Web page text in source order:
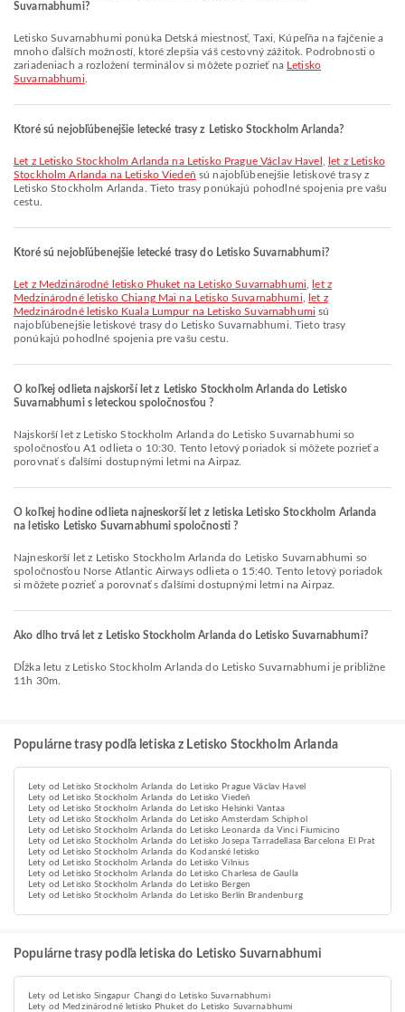
Suvarnabhumi?
Letisko Suvarnabhumi ponúka Detská miestnosť, Taxi, Kúpeľňa na fajčenie a
mnoho ďalších možností, ktoré zlepšia váš cestovný zážitok. Podrobnosti o
zariadeniach a rozložení terminálov si môžete pozrieť na Letisko
Suvarnabhumi
Ktoré sú nejobľúbenejšie letecké trasy z Letisko Stockholm Arlanda?
let z Letisko Stockholm Arlanda na Letisko Prague Václav Havel
let z Letisko
Stockholm Arlanda na Letisko Viedeň sú najobľúbenejšie letiskové trasy z
Letisko Stockholm Arlanda. Tieto trasy ponúkajú pohodlné spojenia pre vašu
cestu.
Ktoré sú nejobľúbenejšie letecké trasy do Letisko Suvarnabhumi?
let z Medzinárodné letisko Phuket na Letisko Suvarnabhumi
let z
Medzinárodné letisko Chiang Mai na Letisko Suvarnabhumi
let z
Medzinárodné letisko Kuala Lumpur na Letisko Suvarnabhumi sú
najobľúbenejšie letiskové trasy do Letisko Suvarnabhumi. Tieto trasy
ponúkajú pohodlné spojenia pre vašu cestu.
O koľkej odlieta najskorší let z Letisko Stockholm Arlanda do Letisko
Suvarnabhumi s leteckou spoločnosťou ?
Najskorší let z Letisko Stockholm Arlanda do Letisko Suvarnabhumi so
spoločnosťou A1 odlieta o 10:30. Tento letový poriadok si môžete pozrieť a
porovnať s ďalšími dostupnými letmi na Airpaz.
O koľkej hodine odlieta najneskorší let z letiska Letisko Stockholm Arlanda
na letisko Letisko Suvarnabhumi spoločnosti ?
Najneskorší let z Letisko Stockholm Arlanda do Letisko Suvarnabhumi so
spoločnosťou Norse Atlantic Airways odlieta o 15:40. Tento letový poriadok
si môžete pozrieť a porovnať s ďalšími dostupnými letmi na Airpaz.
Ako dlho trvá let z Letisko Stockholm Arlanda do Letisko Suvarnabhumi?
Dĺžka letu z Letisko Stockholm Arlanda do Letisko Suvarnabhumi je približne
11h 30m.
Populárne trasy podľa letiska z Letisko Stockholm Arlanda
Lety od Letisko Stockholm Arlanda do Letisko Prague Václav Havel
Lety od Letisko Stockholm Arlanda do Letisko Viedeň
Lety od Letisko Stockholm Arlanda do Letisko Helsinki Vantaa
Lety od Letisko Stockholm Arlanda do Letisko Amsterdam Schiphol
Lety od Letisko Stockholm Arlanda do Letisko Leonarda da Vinci Fiumicino
Lety od Letisko Stockholm Arlanda do Letisko Josepa Tarradellasa Barcelona El Prat
Lety od Letisko Stockholm Arlanda do Kodanské letisko
Lety od Letisko Stockholm Arlanda do Letisko Vilnius
Lety od Letisko Stockholm Arlanda do Letisko Charlesa de Gaulla
Lety od Letisko Stockholm Arlanda do Letisko Bergen
Lety od Letisko Stockholm Arlanda do Letisko Berlín Brandenburg
Populárne trasy podľa letiska do Letisko Suvarnabhumi
Lety od Letisko Singapur Changi do Letisko Suvarnabhumi
Lety od Medzinárodné letisko Phuket do Letisko Suvarnabhumi